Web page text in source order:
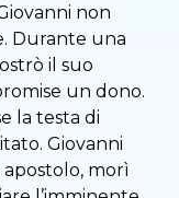
non
Durante una
il suo
un dono.
la testa di
Giovanni
morì